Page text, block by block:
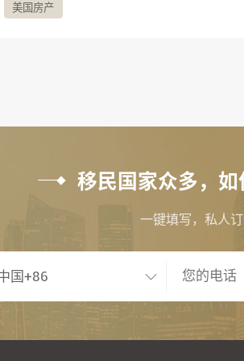
美国房产
移民国家众多，如
一键填写，私人订